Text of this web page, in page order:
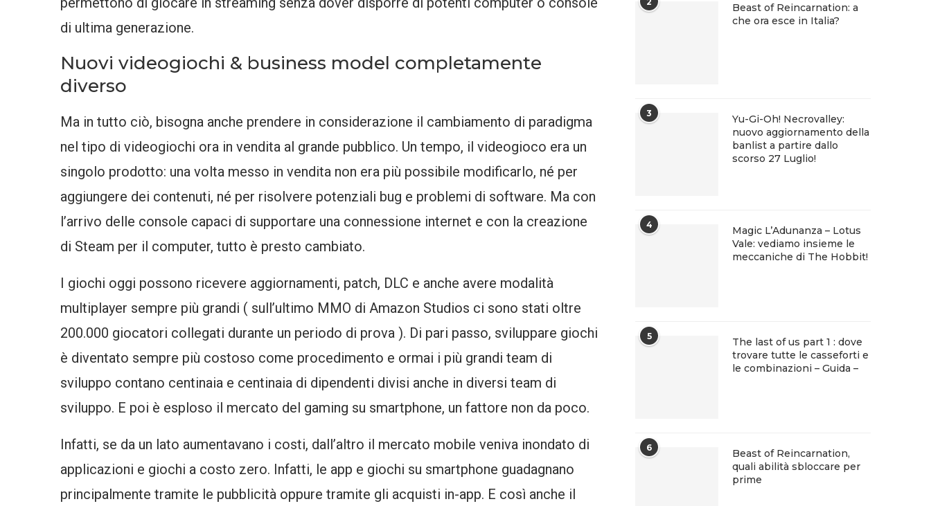
di ultima generazione.
Nuovi videogiochi & business model completamente
diverso
Ma in tutto ciò, bisogna anche prendere in considerazione il cambiamento di paradigma
nel tipo di videogiochi ora in vendita al grande pubblico. Un tempo, il videogioco era un
singolo prodotto: una volta messo in vendita non era più possibile modificarlo, né per
aggiungere dei contenuti, né per risolvere potenziali bug e problemi di software. Ma con
l’arrivo delle console capaci di supportare una connessione internet e con la creazione
di Steam per il computer, tutto è presto cambiato.
I giochi oggi possono ricevere aggiornamenti, patch, DLC e anche avere modalità
multiplayer sempre più grandi ( sull’ultimo MMO di Amazon Studios ci sono stati oltre
200.000 giocatori collegati durante un periodo di prova ). Di pari passo, sviluppare giochi
è diventato sempre più costoso come procedimento e ormai i più grandi team di
sviluppo contano centinaia e centinaia di dipendenti divisi anche in diversi team di
sviluppo. E poi è esploso il mercato del gaming su smartphone, un fattore non da poco.
Infatti, se da un lato aumentavano i costi, dall’altro il mercato mobile veniva inondato di
applicazioni e giochi a costo zero. Infatti, le app e giochi su smartphone guadagnano
principalmente tramite le pubblicità oppure tramite gli acquisti in-app. E così anche il
Beast of Reincarnation: a
che ora esce in Italia?
3
Yu-Gi-Oh! Necrovalley:
nuovo aggiornamento della
banlist a partire dallo
scorso 27 Luglio!
4
Magic L’Adunanza – Lotus
Vale: vediamo insieme le
meccaniche di The Hobbit!
5
The last of us part 1 : dove
trovare tutte le casseforti e
le combinazioni – Guida –
6
Beast of Reincarnation,
quali abilità sbloccare per
prime